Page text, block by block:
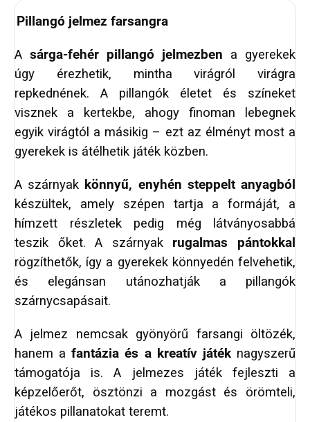
Pillangó jelmez farsangra
A sárga‑fehér pillangó jelmezben a gyerekek
úgy érezhetik, mintha virágról virágra
repkednének. A pillangók életet és színeket
visznek a kertekbe, ahogy finoman lebegnek
egyik virágtól a másikig – ezt az élményt most a
gyerekek is átélhetik játék közben.
A szárnyak könnyű, enyhén steppelt anyagból
készültek, amely szépen tartja a formáját, a
hímzett részletek pedig még látványosabbá
teszik őket. A szárnyak rugalmas pántokkal
rögzíthetők, így a gyerekek könnyedén felvehetik,
és elegánsan utánozhatják a pillangók
szárnycsapásait.
A jelmez nemcsak gyönyörű farsangi öltözék,
hanem afantázia és a kreatív játéknagyszerű
támogatója is. A jelmezes játék fejleszti a
képzelőerőt, ösztönzi a mozgást és örömteli,
játékos pillanatokat teremt.